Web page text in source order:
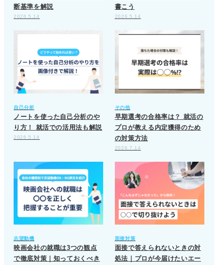
断基準を解説
2026.5.14
書こう
2026.5.14
自己分析
ノートを使った自己分析のや
り方！ 就活での活用法も解説
2026.5.14
その他
早期選考の合格率は？ 就活の
プロが教える内定獲得のため
の対策方法
2026.7.14
志望動機
映画会社の就職は3つの観点
で徹底対策｜知っておくべき
面接対策
面接で答えられないときの対
処法｜プロが今届けたいエー